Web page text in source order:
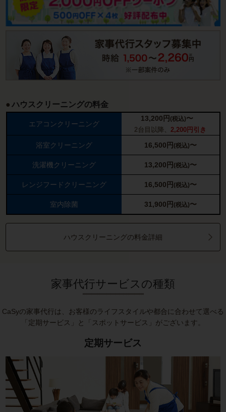
ハウスクリーニングの料金
エアコンクリーニング
13,200 円 (税込)〜
2台目以降、 2,200円引き
浴室クリーニング 16,500 円 (税込)〜
洗濯機クリーニング 13,200 円 (税込)〜
レンジフードクリーニング 16,500 円 (税込)〜
室内除菌 31,900 円 (税込)〜
ハウスクリーニングの料金詳細
家事代行サービスの種類
CaSyの家事代行は、お客様のライフスタイルや都合に合わせて選べる
「定期サービス」と「スポットサービス」がございます。
定期サービス